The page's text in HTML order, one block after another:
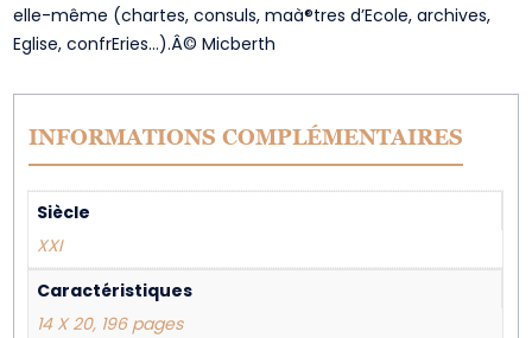
elle-même (chartes, consuls, maà®tres d’Ecole, archives,
Eglise, confrEries…).Â© Micberth
INFORMATIONS COMPLÉMENTAIRES
Siècle
XXI
Caractéristiques
14 X 20, 196 pages